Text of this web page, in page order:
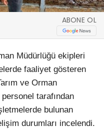
ABONE OL
Müdürlüğü ekipleri
faaliyet gösteren
ve Orman
tarafından
bulunan
durumları incelendi.